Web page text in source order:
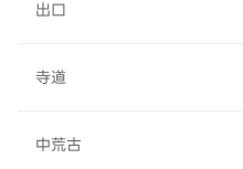
出口
寺道
中荒古